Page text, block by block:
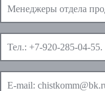
Менеджеры отдела
Тел.: +7-920-285-04-55.
E-mail: